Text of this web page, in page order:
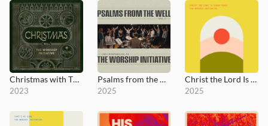
Christmas with The Worship Initiative
2023
Psalms from the Well, Vol. 2
2025
Christ the Lord Is Risen Today
2025